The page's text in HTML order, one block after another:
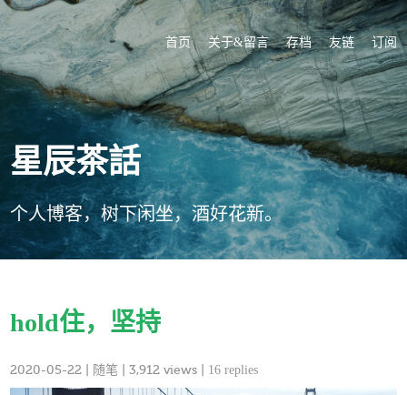
首页 关于&留言 存档 友链 订阅
星辰茶話
个人博客，树下闲坐，酒好花新。
hold住，坚持
2020-05-22 随笔 | 3,912 views | 16 replies